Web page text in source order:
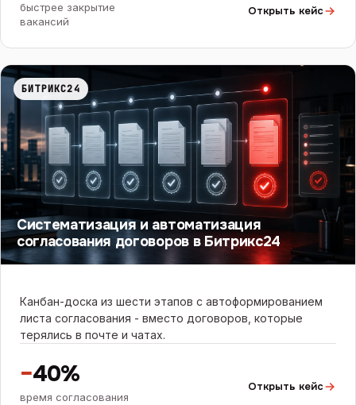
быстрее закрытие
вакансий
Открыть кейс
БИТРИКС24
Систематизация и автоматизация
согласования договоров в Битрикс24
Канбан-доска из шести этапов с автоформированием
листа согласования - вместо договоров, которые
терялись в почте и чатах.
−40%
время согласования
Открыть кейс